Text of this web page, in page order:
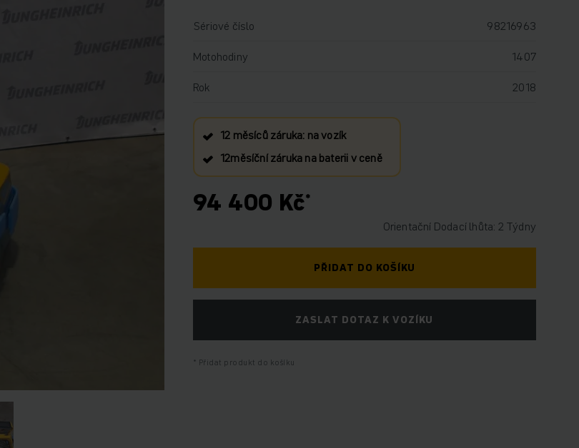
Sériové číslo
98216963
Motohodiny
1407
Rok
2018
12 měsíců záruka: na vozík
12měsíční záruka na baterii v ceně
94 400 Kč
Orientační Dodací lhůta: 2 Týdny
PŘIDAT DO KOŠÍKU
ZASLAT DOTAZ K VOZÍKU
Přidat produkt do košíku